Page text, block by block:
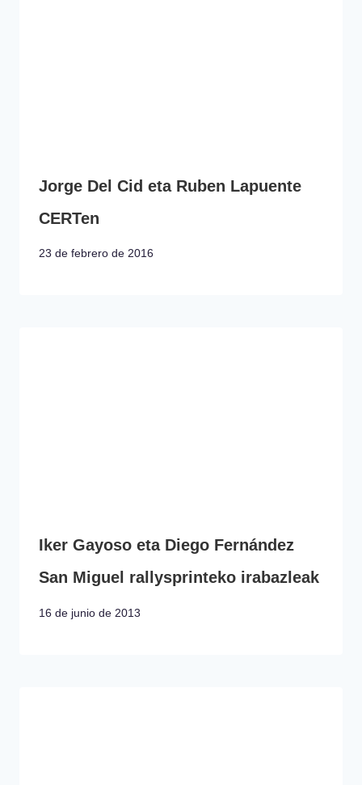
Jorge Del Cid eta Ruben Lapuente
CERTen
23 de febrero de 2016
Iker Gayoso eta Diego Fernández
San Miguel rallysprinteko irabazleak
16 de junio de 2013